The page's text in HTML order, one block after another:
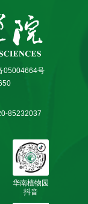
05004664号
85232037
华南植物园
抖音